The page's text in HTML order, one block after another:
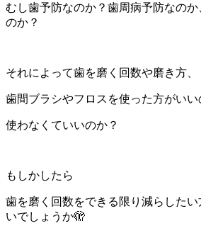
むし歯予防なのか？歯周病予防なの
のか？
それによって歯を磨く回数や磨き方、
歯間ブラシやフロスを使った方がいい
使わなくていいのか？
もしかしたら
歯を磨く回数をできる限り減らした
いでしょうか🫣